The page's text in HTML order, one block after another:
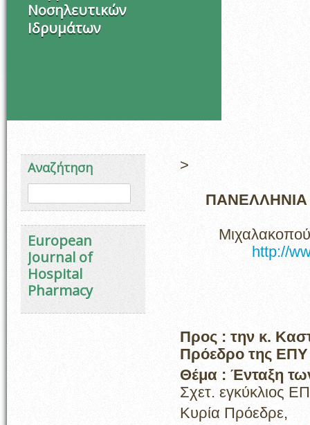
Νοσηλευτικών
Ιδρυμάτων
Αναζήτηση
Φόρμα αναζήτησης
European
Journal of
Hospital
Pharmacy
>
http://
Προς : την κ.
Πρόεδρο της ΕΠΥ
Θέμα : Ένταξη
Σχετ. εγκύκλιος
Κυρία Πρόεδρε,